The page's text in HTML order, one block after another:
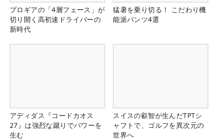
プロギアの「4層フェース」が
切り開く高初速ドライバーの
新時代
猛暑を乗り切る！ こだわり機
能派パンツ4選
アディダス『コードカオス
27』は強烈な蹴りでパワーを
生む
スイスの叡智が生んだTPTシ
ャフトで、ゴルフを異次元の
世界へ